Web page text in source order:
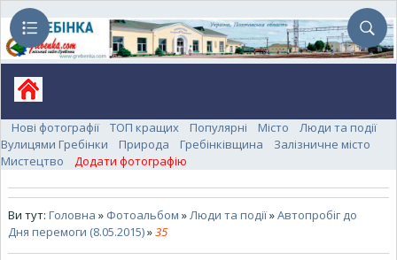
Нові фотографії ТОП кращих Популярні Місто
Люди та події
Вулицями Гребінки
Природа Гребінківщина
Залізничне місто
Мистецтво
Додати фотографію
Ви тут: Головна » Фотоальбом » Люди та події»Автопробіг до
Дня перемоги (8.05.2015)»35